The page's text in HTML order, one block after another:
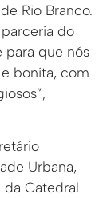
Rio Branco.
do
para que nós
bonita, com
Urbana,
da Catedral